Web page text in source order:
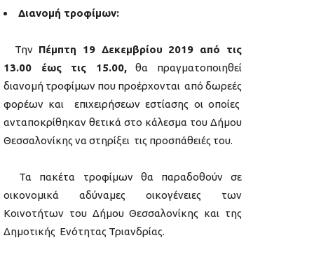
Διανομή τροφίμων:
Την Πέμπτη 19 Δεκεμβρίου 2019 από τις
13.00 έως τις 15.00,θα πραγματοποιηθεί
διανομή τροφίμων που προέρχονται από δωρεές
φορέων και επιχειρήσεων εστίασης οι οποίες
ανταποκρίθηκαν θετικά στο κάλεσμα του Δήμου
Θεσσαλονίκης να στηρίξει τις προσπάθειές του.
Τα πακέτα τροφίμων θα παραδοθούν σε
οικονομικά αδύναμες οικογένειες των
Κοινοτήτων του Δήμου Θεσσαλονίκης και της
Δημοτικής Ενότητας Τριανδρίας.